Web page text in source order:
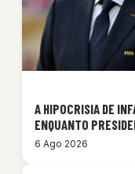
A HIPOCRISIA DE
ENQUANTO
6 Ago 2026